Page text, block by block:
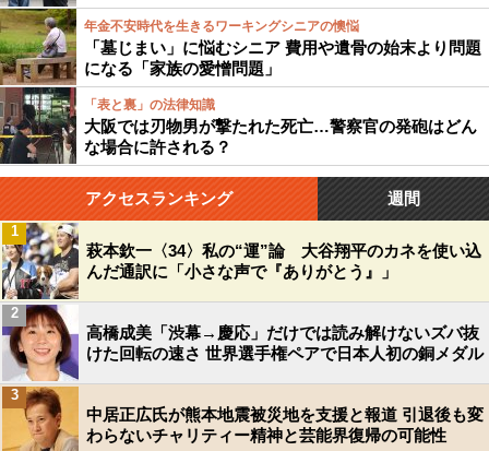
年金不安時代を生きるワーキングシニアの懊悩
「墓じまい」に悩むシニア 費用や遺骨の始末より問題
になる「家族の愛憎問題」
「表と裏」の法律知識
大阪では刃物男が撃たれた死亡…警察官の発砲はどん
な場合に許される？
アクセスランキング 週間
萩本欽一〈34〉私の“運”論 大谷翔平のカネを使い込
んだ通訳に「小さな声で『ありがとう』」
1
高橋成美「渋幕→慶応」だけでは読み解けないズバ抜
けた回転の速さ 世界選手権ペアで日本人初の銅メダル
2
中居正広氏が熊本地震被災地を支援と報道 引退後も変
わらないチャリティー精神と芸能界復帰の可能性
3